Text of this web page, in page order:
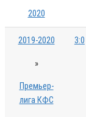
2020
2019-2020
»
Премьер-
лига КФС
3:0